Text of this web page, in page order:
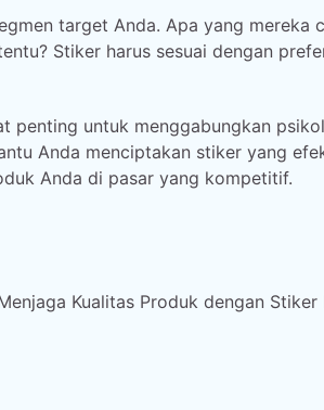
target Anda. Apa yang mereka
Stiker harus sesuai dengan
penting untuk menggabungkan
Anda menciptakan stiker yang
Anda di pasar yang kompetitif.
Kualitas Produk dengan Stiker